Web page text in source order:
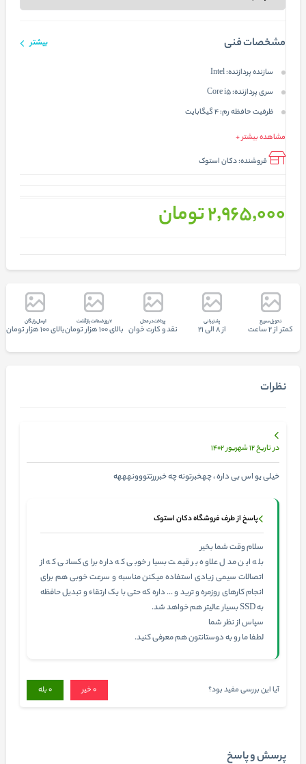
مشخصات فنی بیشتر
سازنده پردازنده:Intel
سری پردازنده:Core i5
ظرفیت حافظه رم:4 گیگابایت
مشاهده بیشتر +
فروشنده:دکان استوک
2٬965٬000 تومان
تحويل سريع
کمتر از 2 ساعت
پشتيبانی
از 8 الی 21
پرداخت در محل
نقد و کارت خوان
7 روز ضمانت بازگشت
بالای 100 هزار تومان
ارسال رایگان
بالای 100 هزار تومان
نظرات
در تاریخ 12 شهریور 1402
خیلی یو اس بی داره ، چهخبرتونه چه خبرررتتووونهههه
پاسخ از طرف فروشگاه دکان استوک
سلام وقت شما بخیر
بله این مدل علاوه بر قیمت بسیار خوبی که داره برای کسانی که از
اتصالات سیمی زیادی استفاده میکنن مناسبه و سرعت خوبی هم برای
انجام کارهای روزمره و ترید و ... داره که حتی با یک ارتقاء و تبدیل حافظه
به SSD بسیار عالیتر هم خواهد شد.
سپاس از نظر شما
لطفا ما رو به دوستانتون هم معرفی کنید.
آیا این بررسی مفید بود؟ 0بله 0خیر
پرسش و پاسخ